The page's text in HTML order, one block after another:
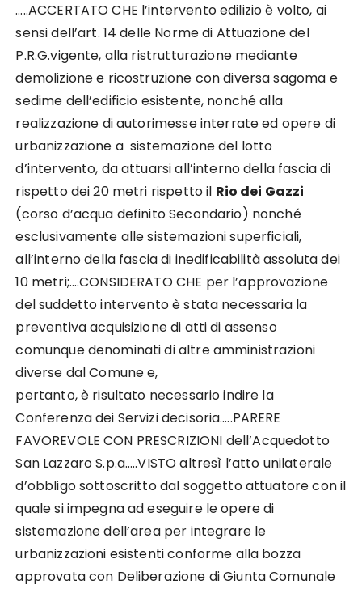
…..ACCERTATO CHE l’intervento edilizio è volto, ai
sensi dell’art. 14 delle Norme di Attuazione del
P.R.G.vigente, alla ristrutturazione mediante
demolizione e ricostruzione con diversa sagoma e
sedime dell’edificio esistente, nonché alla
realizzazione di autorimesse interrate ed opere di
urbanizzazione a sistemazione del lotto
d’intervento, da attuarsi all’interno della fascia di
rispetto dei 20 metri rispetto il Rio dei Gazzi
(corso d’acqua definito Secondario) nonché
esclusivamente alle sistemazioni superficiali,
all’interno della fascia di inedificabilità assoluta dei
10 metri;….CONSIDERATO CHE per l’approvazione
del suddetto intervento è stata necessaria la
preventiva acquisizione di atti di assenso
comunque denominati di altre amministrazioni
diverse dal Comune e,
pertanto, è risultato necessario indire la
Conferenza dei Servizi decisoria…..PARERE
FAVOREVOLE CON PRESCRIZIONI dell’Acquedotto
San Lazzaro S.p.a…..VISTO altresì l’atto unilaterale
d’obbligo sottoscritto dal soggetto attuatore con il
quale si impegna ad eseguire le opere di
sistemazione dell’area per integrare le
urbanizzazioni esistenti conforme alla bozza
approvata con Deliberazione di Giunta Comunale